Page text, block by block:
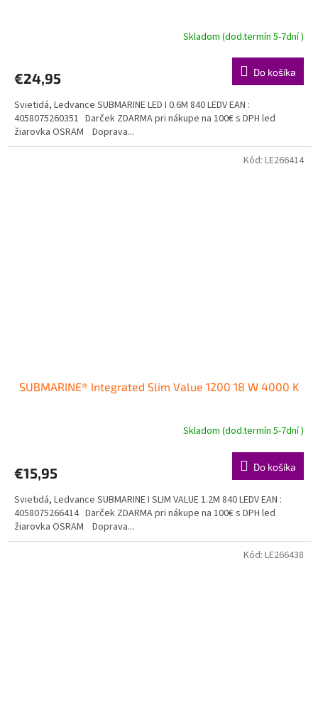
Skladom (dod.termín 5-7dní )
€24,95 Do košíka
Svietidá, Ledvance SUBMARINE LED I 0.6M 840 LEDV EAN :
4058075260351 Darček ZDARMA pri nákupe na 100€ s DPH led
žiarovka OSRAM Doprava...
SUBMARINE® Integrated Slim Value 1200 18 W 4000 K
Skladom (dod.termín 5-7dní )
€15,95 Do košíka
Svietidá, Ledvance SUBMARINE I SLIM VALUE 1.2M 840 LEDV EAN :
4058075266414 Darček ZDARMA pri nákupe na 100€ s DPH led
žiarovka OSRAM Doprava...
Kód: LE266414
Kód: LE266438